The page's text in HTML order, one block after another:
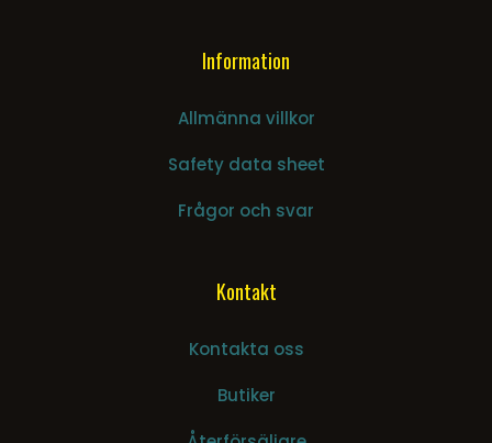
Information
Allmänna villkor
Safety data sheet
Frågor och svar
Kontakt
Kontakta oss
Butiker